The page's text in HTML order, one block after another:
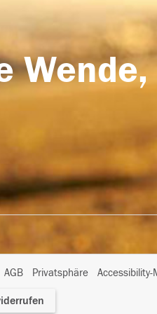
AGB Privatsphäre
I